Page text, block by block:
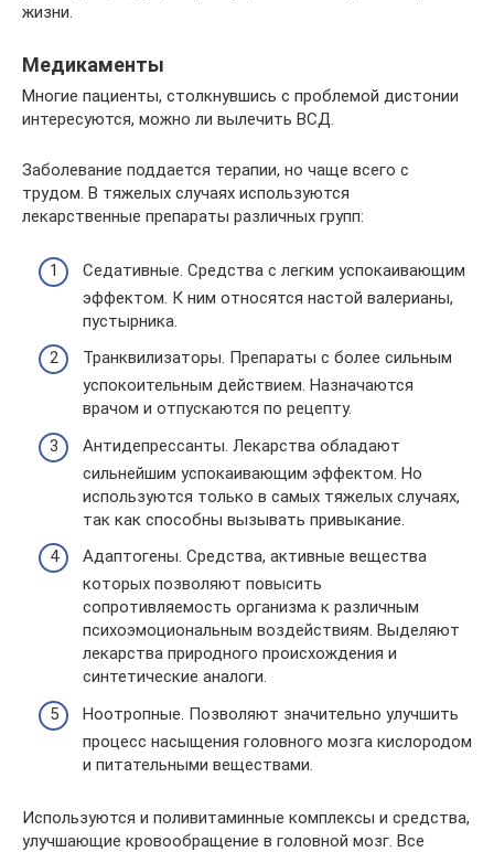
жизни.
Медикаменты
Многие пациенты, столкнувшись с проблемой дистонии
интересуются, можно ли вылечить ВСД.
Заболевание поддается терапии, но чаще всего с
трудом. В тяжелых случаях используются
лекарственные препараты различных групп:
Седативные. Средства с легким успокаивающим
эффектом. К ним относятся настой валерианы,
пустырника.
Транквилизаторы. Препараты с более сильным
успокоительным действием. Назначаются
врачом и отпускаются по рецепту.
Антидепрессанты. Лекарства обладают
сильнейшим успокаивающим эффектом. Но
используются только в самых тяжелых случаях,
так как способны вызывать привыкание.
Адаптогены. Средства, активные вещества
которых позволяют повысить
сопротивляемость организма к различным
психоэмоциональным воздействиям. Выделяют
лекарства природного происхождения и
синтетические аналоги.
Ноотропные. Позволяют значительно улучшить
процесс насыщения головного мозга кислородом
и питательными веществами.
Используются и поливитаминные комплексы и средства,
улучшающие кровообращение в головной мозг. Все